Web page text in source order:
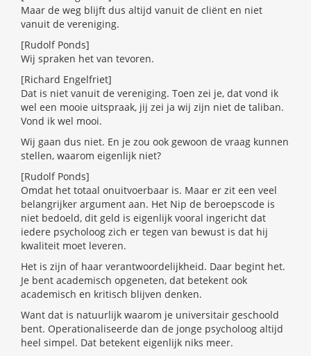
Maar de weg blijft dus altijd vanuit de cliënt en niet
vanuit de vereniging.
[Rudolf Ponds]
Wij spraken het van tevoren.
[Richard Engelfriet]
Dat is niet vanuit de vereniging. Toen zei je, dat vond ik
wel een mooie uitspraak, jij zei ja wij zijn niet de taliban.
Vond ik wel mooi.
Wij gaan dus niet. En je zou ook gewoon de vraag kunnen
stellen, waarom eigenlijk niet?
[Rudolf Ponds]
Omdat het totaal onuitvoerbaar is. Maar er zit een veel
belangrijker argument aan. Het Nip de beroepscode is
niet bedoeld, dit geld is eigenlijk vooral ingericht dat
iedere psycholoog zich er tegen van bewust is dat hij
kwaliteit moet leveren.
Het is zijn of haar verantwoordelijkheid. Daar begint het.
Je bent academisch opgeneten, dat betekent ook
academisch en kritisch blijven denken.
Want dat is natuurlijk waarom je universitair geschoold
bent. Operationaliseerde dan de jonge psycholoog altijd
heel simpel. Dat betekent eigenlijk niks meer.